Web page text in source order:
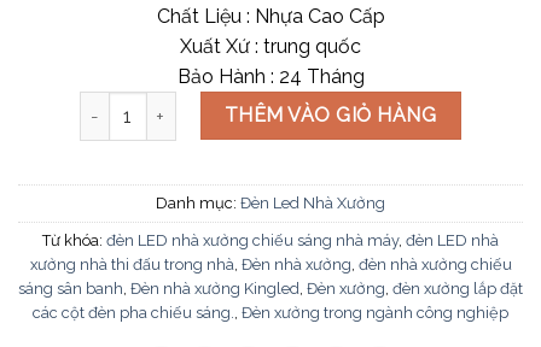
Chất Liệu : Nhựa Cao Cấp
Xuất Xứ : trung quốc
Bảo Hành : 24 Tháng
PHỤ KIỆN CHAO NHỰA ĐÈN NHÀ XƯỞNG 200W số
THÊM VÀO GIỎ HÀNG
Danh mục: Đèn Led Nhà Xưởng
Từ khóa: đèn LED nhà xưởng chiếu sáng nhà máy, đèn LED nhà
xưởng nhà thi đấu trong nhà, Đèn nhà xưởng, đèn nhà xưởng chiếu
sáng sân banh, Đèn nhà xưởng Kingled, Đèn xưởng, đèn xưởng lắp đặt
các cột đèn pha chiếu sáng., Đèn xưởng trong ngành công nghiệp